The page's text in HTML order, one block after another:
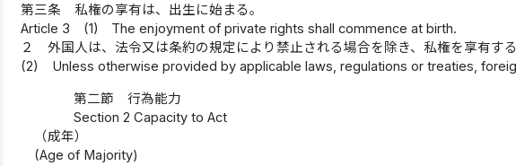
第三条
私権の享有は、出生に始まる。
Article 3
(1)
The enjoyment of private rights shall commence at birth.
２
外国人は、法令又は条約の規定により禁止される場合を除き、私権を享有する
(2)
Unless otherwise provided by applicable laws, regulations or treaties,
第二節 行為能力
Section 2 Capacity to Act
（成年）
(Age of Majority)